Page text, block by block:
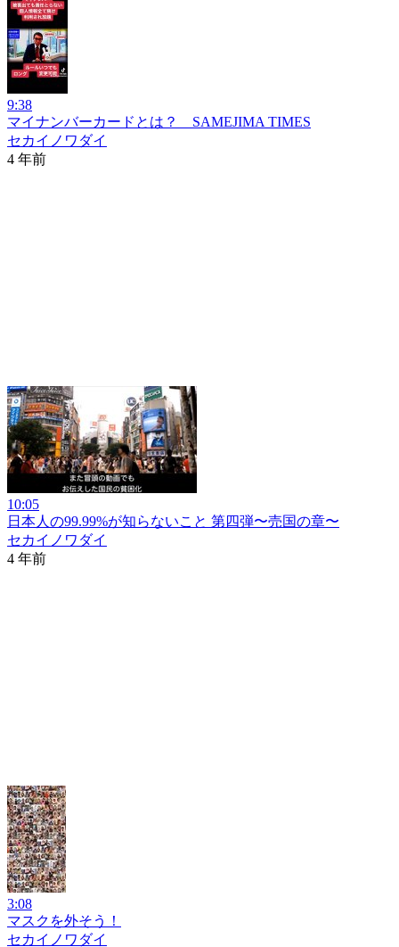
9:38
マイナンバーカードとは？ SAMEJIMA TIMES
セカイノワダイ
4 年前
10:05
日本人の99.99%が知らないこと 第四弾〜売国の章〜
セカイノワダイ
4 年前
3:08
マスクを外そう！
セカイノワダイ